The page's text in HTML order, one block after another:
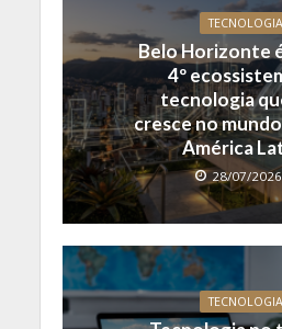
TECNOLOGIA
Belo Horizonte
4º
tecnologia
cresce no mundo
América
28/07/2026
TECNOLOGIA